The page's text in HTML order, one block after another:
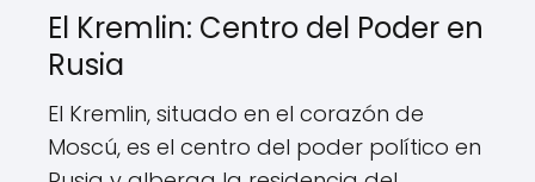
El Kremlin: Centro del Poder en
Rusia
El Kremlin, situado en el corazón de
Moscú, es el centro del poder político en